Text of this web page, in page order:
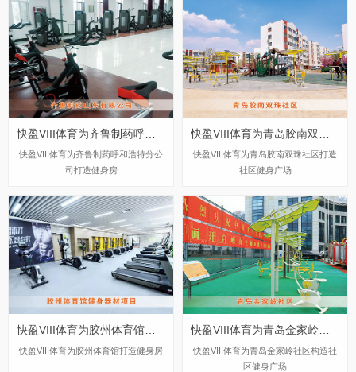
​快盈VIII体育为齐鲁制药呼和浩特分公
司打造健身房
快盈VIII体育为青岛胶南双珠社区打造
社区健身广场
​快盈VIII体育为胶州体育馆打造健身房
​快盈VIII体育为青岛金家岭社区构造社
区健身广场